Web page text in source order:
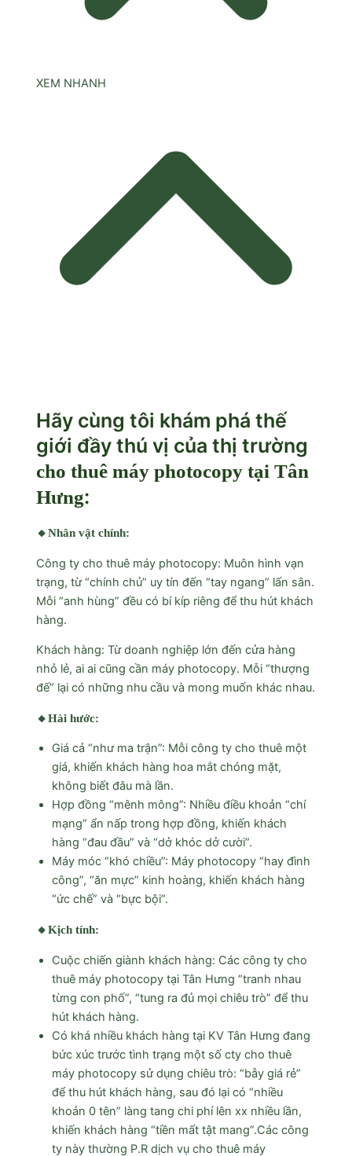
XEM NHANH
Hãy cùng tôi khám phá thế
giới đầy thú vị của thị trường
cho thuê máy photocopy tại Tân
Hưng:
🔸Nhân vật chính:
Công ty cho thuê máy photocopy: Muôn hình vạn
trạng, từ “chính chủ” uy tín đến “tay ngang” lấn sân.
Mỗi “anh hùng” đều có bí kíp riêng để thu hút khách
hàng.
Khách hàng: Từ doanh nghiệp lớn đến cửa hàng
nhỏ lẻ, ai ai cũng cần máy photocopy. Mỗi “thượng
đế” lại có những nhu cầu và mong muốn khác nhau.
🔸Hài hước:
Giá cả “như ma trận”: Mỗi công ty cho thuê một
giá, khiến khách hàng hoa mắt chóng mặt,
không biết đâu mà lần.
Hợp đồng “mênh mông”: Nhiều điều khoản “chí
mạng” ẩn nấp trong hợp đồng, khiến khách
hàng “đau đầu” và “dở khóc dở cười”.
Máy móc “khó chiều”: Máy photocopy “hay đình
công”, “ăn mực” kinh hoàng, khiến khách hàng
“ức chế” và “bực bội”.
🔸Kịch tính:
Cuộc chiến giành khách hàng: Các công ty cho
thuê máy photocopy tại Tân Hưng “tranh nhau
từng con phố”, “tung ra đủ mọi chiêu trò” để thu
hút khách hàng.
Có khá nhiều khách hàng tại KV Tân Hưng đang
bức xúc trước tình trạng một số cty cho thuê
máy photocopy sử dụng chiêu trò: “bẫy giá rẻ”
để thu hút khách hàng, sau đó lại có “nhiều
khoản 0 tên” làng tang chi phí lên xx nhiều lần,
khiến khách hàng “tiền mất tật mang”.Các công
ty này thường P.R dịch vụ cho thuê máy